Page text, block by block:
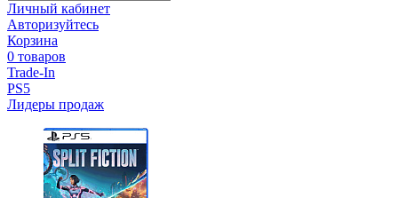
Личный кабинет
Авторизуйтесь
Корзина
0 товаров
Trade-In
PS5
Лидеры продаж